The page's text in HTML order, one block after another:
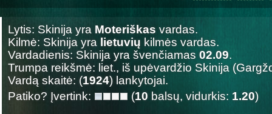
Lytis: Skinija yra Moteriškas vardas.
Kilmė: Skinija yra lietuvių kilmės vardas.
Vardadienis: Skinija yra švenčiamas 02.09.
Trumpa reikšmė: liet., iš upėvardžio Skinija
Vardą skaitė: (1924) lankytojai.
Patiko? Įvertink:
(10 balsų, vidurkis: 1.20)